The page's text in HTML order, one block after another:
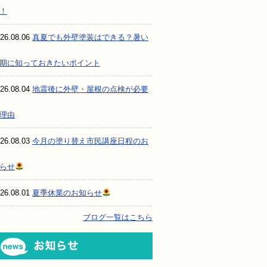
真夏でも外壁塗装はできる？暑い
に知っておきたいポイント
地震後に外壁・屋根の点検が必要
由
今月の塗り替え市民講座日程のお
せ
夏季休業のお知らせ
ブログ一覧はこちら